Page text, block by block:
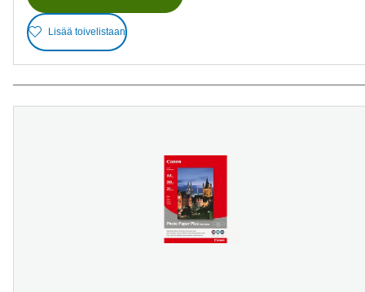
Lisää toivelistaan